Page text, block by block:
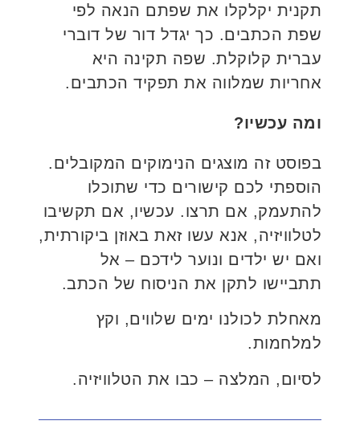
תקנית יקלקלו את שפתם הנאה לפי
שפת הכתבים. כך יגדל דור של דוברי
עברית קלוקלת. שפה תקינה היא
אחריות שמלווה את תפקיד הכתבים.
ומה עכשיו?
בפוסט זה מוצגים הנימוקים המקובלים.
הוספתי לכם קישורים כדי שתוכלו
להתעמק, אם תרצו. עכשיו, אם תקשיבו
לטלוויזיה, אנא עשו זאת באוזן ביקורתית,
ואם יש ילדים ונוער לידכם – אל
תתביישו לתקן את הניסוח של הכתב.
מאחלת לכולנו ימים שלווים, וקץ
למלחמות.
לסיום, המלצה – כבו את הטלוויזיה.